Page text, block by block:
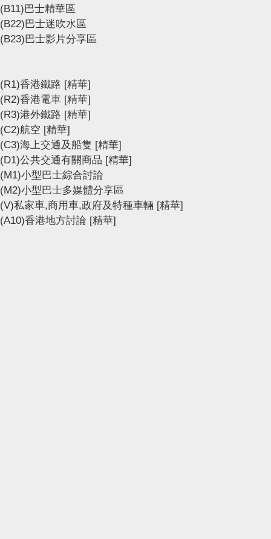
(B11)巴士精華區
(B22)巴士迷吹水區
(B23)巴士影片分享區
(R1)香港鐵路 [精華]
(R2)香港電車 [精華]
(R3)港外鐵路 [精華]
(C2)航空 [精華]
(C3)海上交通及船隻 [精華]
(D1)公共交通有關商品 [精華]
(M1)小型巴士綜合討論
(M2)小型巴士多媒體分享區
(V)私家車,商用車,政府及特種車輛 [精華]
(A10)香港地方討論 [精華]